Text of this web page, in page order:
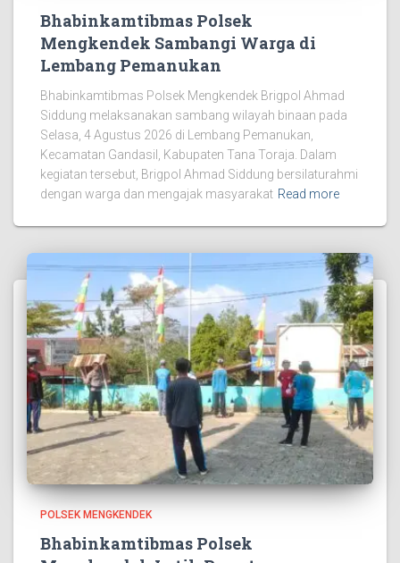
Bhabinkamtibmas Polsek
Mengkendek Sambangi Warga di
Lembang Pemanukan
Bhabinkamtibmas Polsek Mengkendek Brigpol Ahmad
Siddung melaksanakan sambang wilayah binaan pada
Selasa, 4 Agustus 2026 di Lembang Pemanukan,
Kecamatan Gandasil, Kabupaten Tana Toraja. Dalam
kegiatan tersebut, Brigpol Ahmad Siddung bersilaturahmi
dengan warga dan mengajak masyarakat Read more
POLSEK MENGKENDEK
Bhabinkamtibmas Polsek